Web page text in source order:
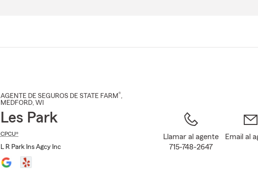
AGENTE DE SEGUROS DE STATE FARM®,
MEDFORD, WI
Les Park
CPCU®
L R Park Ins Agcy Inc
Llamar al agente
715-748-2647
Email al